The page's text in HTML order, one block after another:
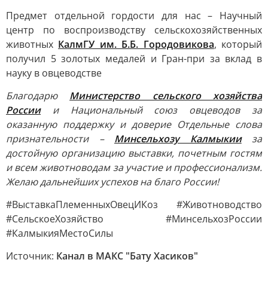
Предмет отдельной гордости для нас – Научный
центр по воспроизводству сельскохозяйственных
животных КалмГУ им. Б.Б. Городовикова, который
получил 5 золотых медалей и Гран-при за вклад в
науку в овцеводстве
Благодарю Министерство сельского хозяйства
Россиии Национальный союз овцеводов за
оказанную поддержку и доверие Отдельные слова
признательности – Минсельхозу Калмыкииза
достойную организацию выставки, почетным гостям
и всем животноводам за участие и профессионализм.
Желаю дальнейших успехов на благо России!
#ВыставкаПлеменныхОвецИКоз #Животноводство
#СельскоеХозяйство #МинсельхозРоссии
#КалмыкияМестоСилы
Источник: Канал в МАКС "Бату Хасиков"